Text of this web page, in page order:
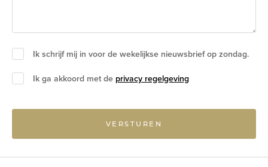
Ik schrijf mij in voor de wekelijkse nieuwsbrief op zondag.
Ik ga akkoord met de privacy regelgeving
VERSTUREN